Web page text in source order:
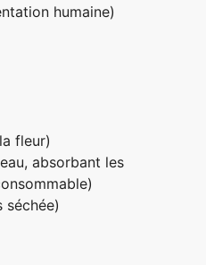
humaine)
fleur)
absorbant les
séchée)